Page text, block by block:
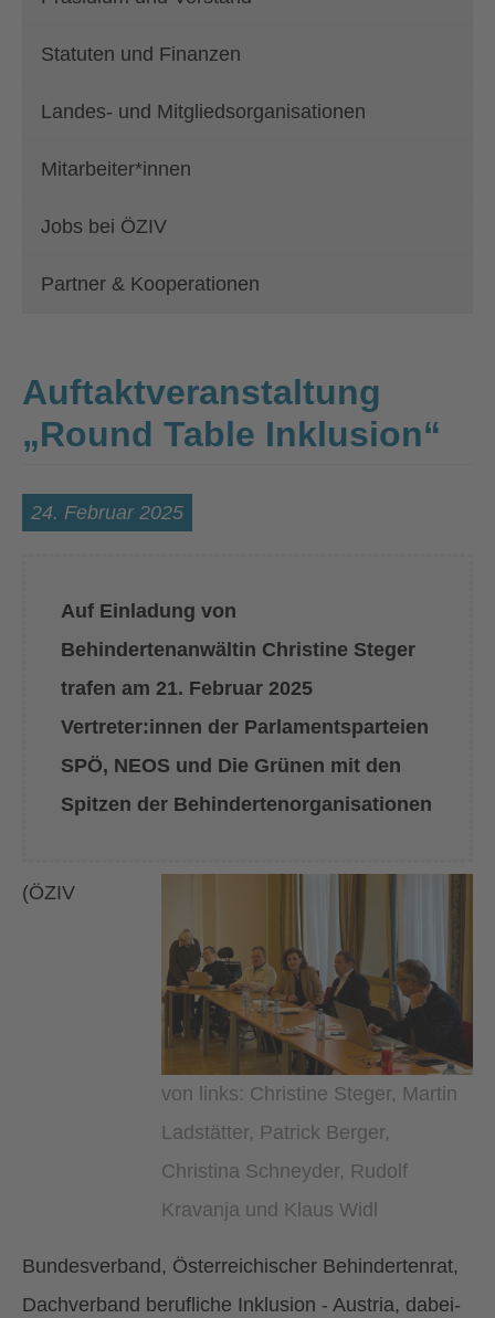
Statuten und Finanzen
Landes- und Mitgliedsorganisationen
Mitarbeiter*innen
Jobs bei ÖZIV
Partner & Kooperationen
Auftaktveranstaltung
„Round Table Inklusion“
24. Februar 2025
Auf Einladung von
Behindertenanwältin Christine Steger
trafen am 21. Februar 2025
Vertreter:innen der Parlamentsparteien
SPÖ, NEOS und Die Grünen mit den
Spitzen der Behindertenorganisationen
von links: Christine Steger, Martin
Ladstätter, Patrick Berger,
Christina Schneyder, Rudolf
Kravanja und Klaus Widl
(ÖZIV
Bundesverband, Österreichischer Behindertenrat,
Dachverband berufliche Inklusion - Austria, dabei-